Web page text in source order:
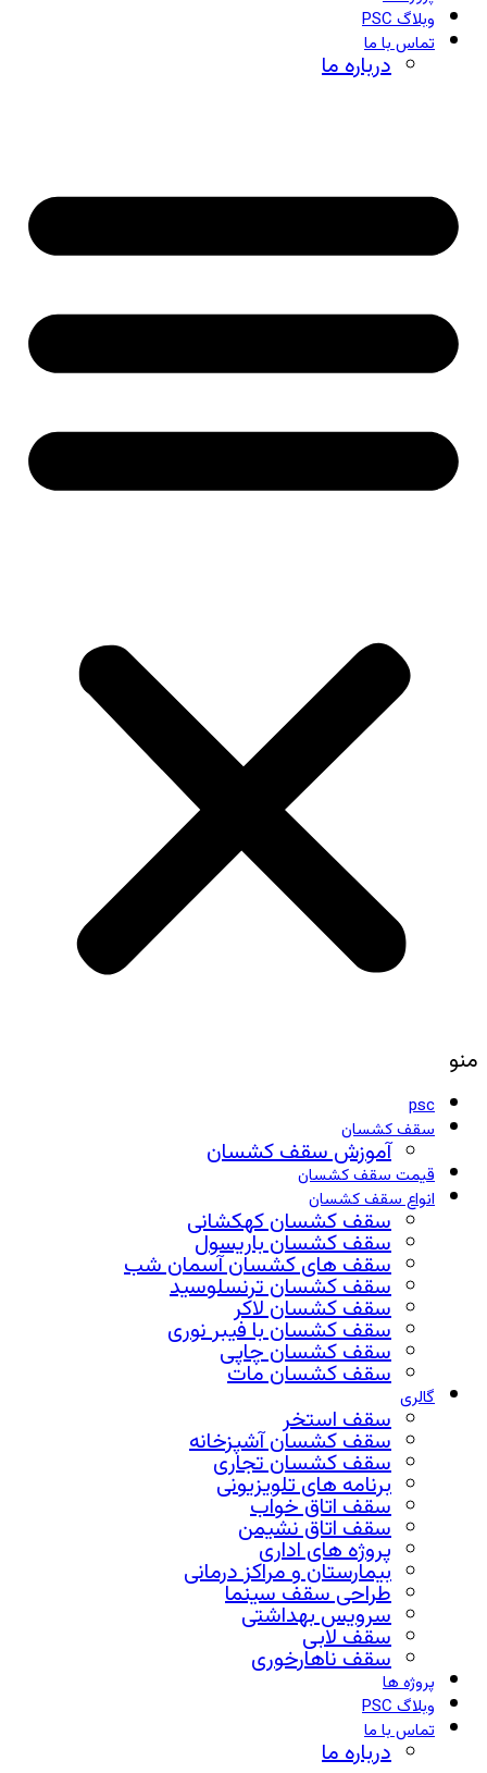
وبلاگ PSC
تماس با ما
درباره ما
منو
psc
سقف کشسان
آموزش سقف کشسان
قیمت سقف کشسان
انواع سقف کشسان
سقف کشسان کهکشانی
سقف کشسان باریسول
سقف های کشسان آسمان شب
سقف کشسان ترنسلوسید
سقف کشسان لاکر
سقف کشسان با فیبر نوری
سقف کشسان چاپی
سقف کشسان مات
گالری
سقف استخر
سقف کشسان آشپزخانه
سقف کشسان تجاری
برنامه های تلویزیونی
سقف اتاق خواب
سقف اتاق نشیمن
پروژه های اداری
بیمارستان و مراکز درمانی
طراحی سقف سینما
سرویس بهداشتی
سقف لابی
سقف ناهارخوری
پروژه ها
وبلاگ PSC
تماس با ما
درباره ما